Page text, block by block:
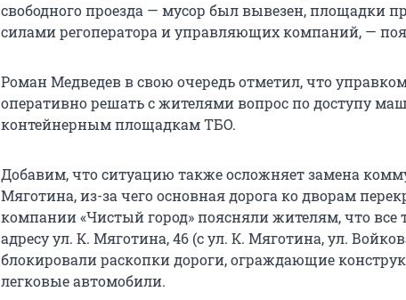
свободного проезда — мусор был вывезен, площадки
силами регоператора и управляющих компаний, —
Роман Медведев в свою очередь отметил, что
оперативно решать с жителями вопрос по доступу
контейнерным площадкам ТБО.
Добавим, что ситуацию также осложняет замена
Мяготина, из-за чего основная дорога ко дворам
компании «Чистый город» поясняли жителям, что все
адресу ул. К. Мяготина, 46 (с ул. К. Мяготина, ул.
блокировали раскопки дороги, ограждающие
легковые автомобили.